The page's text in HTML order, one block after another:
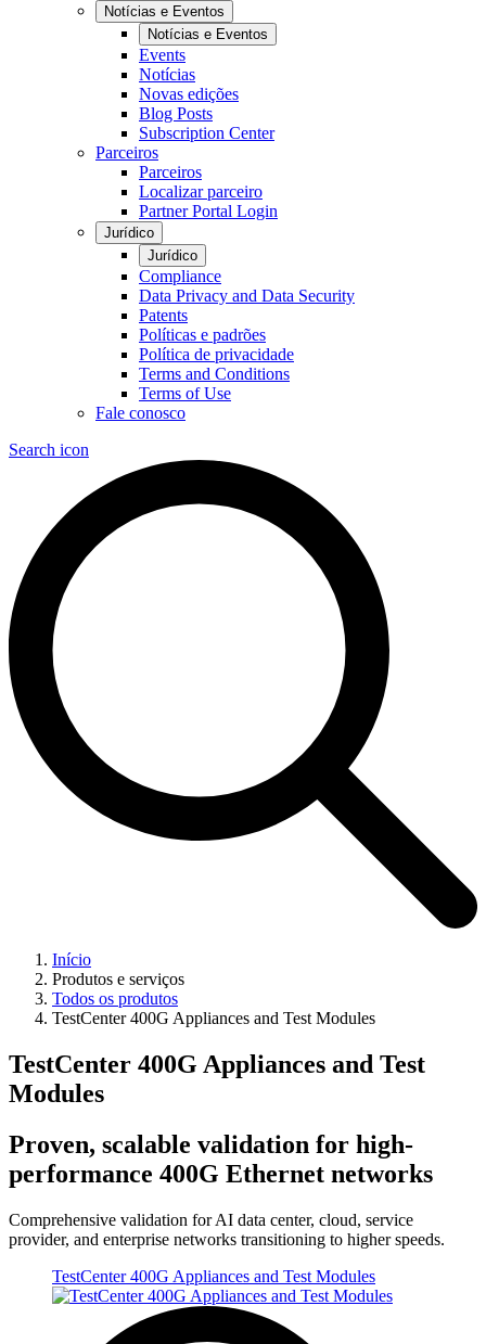
Notícias e Eventos
Notícias e Eventos
Events
Notícias
Novas edições
Blog Posts
Subscription Center
Parceiros
Parceiros
Localizar parceiro
Partner Portal Login
Jurídico
Jurídico
Compliance
Data Privacy and Data Security
Patents
Políticas e padrões
Política de privacidade
Terms and Conditions
Terms of Use
Fale conosco
Search icon
Início
Produtos e serviços
Todos os produtos
TestCenter 400G Appliances and Test Modules
TestCenter 400G Appliances and Test
Modules
Proven, scalable validation for high-
performance 400G Ethernet networks
Comprehensive validation for AI data center, cloud, service
provider, and enterprise networks transitioning to higher speeds.
TestCenter 400G Appliances and Test Modules